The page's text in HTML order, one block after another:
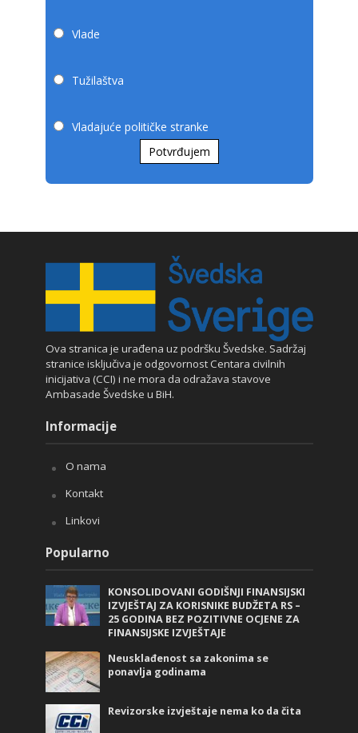
Vlade
Tužilaštva
Vladajuće političke stranke
Potvrđujem
Ova stranica je urađena uz podršku Švedske. Sadržaj
stranice isključiva je odgovornost Centara civilnih
inicijativa (CCI) i ne mora da odražava stavove
Ambasade Švedske u BiH.
Informacije
O nama
Kontakt
Linkovi
Popularno
KONSOLIDOVANI GODIŠNJI FINANSIJSKI
IZVJEŠTAJ ZA KORISNIKE BUDŽETA RS –
25 GODINA BEZ POZITIVNE OCJENE ZA
FINANSIJSKE IZVJEŠTAJE
Neusklađenost sa zakonima se
ponavlja godinama
Revizorske izvještaje nema ko da čita